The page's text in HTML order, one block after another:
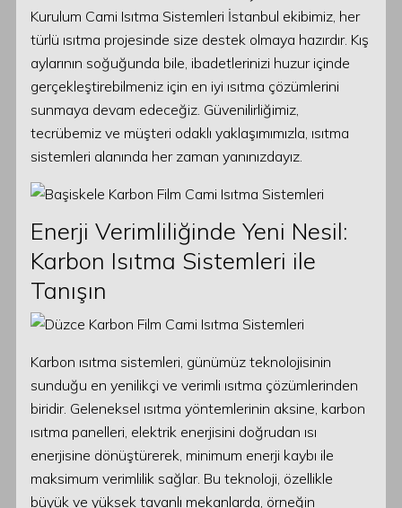
Kurulum Cami Isıtma Sistemleri İstanbul ekibimiz, her
türlü ısıtma projesinde size destek olmaya hazırdır. Kış
aylarının soğuğunda bile, ibadetlerinizi huzur içinde
gerçekleştirebilmeniz için en iyi ısıtma çözümlerini
sunmaya devam edeceğiz. Güvenilirliğimiz,
tecrübemiz ve müşteri odaklı yaklaşımımızla, ısıtma
sistemleri alanında her zaman yanınızdayız.
Enerji Verimliliğinde Yeni Nesil:
Karbon Isıtma Sistemleri ile
Tanışın
Karbon ısıtma sistemleri, günümüz teknolojisinin
sunduğu en yenilikçi ve verimli ısıtma çözümlerinden
biridir. Geleneksel ısıtma yöntemlerinin aksine, karbon
ısıtma panelleri, elektrik enerjisini doğrudan ısı
enerjisine dönüştürerek, minimum enerji kaybı ile
maksimum verimlilik sağlar. Bu teknoloji, özellikle
büyük ve yüksek tavanlı mekanlarda, örneğin